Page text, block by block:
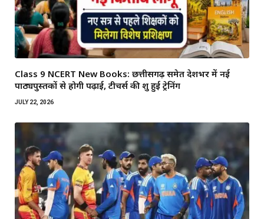
Class 9 NCERT New Books: छत्तीसगढ़ समेत देशभर में नई
पाठ्यपुस्तकों से होगी पढ़ाई, टीचर्स की शुरू हुई ट्रेनिंग
JULY 22, 2026